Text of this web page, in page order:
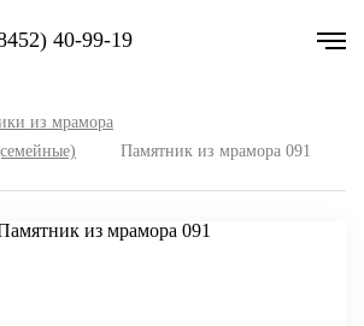
40-99-19
из мрамора
Памятник из мрамора 091